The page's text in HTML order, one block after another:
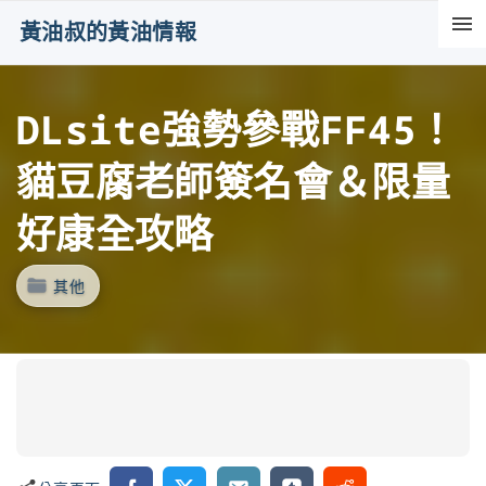
e
黃油叔的黃油情報
DLsite強勢參戰FF45！
貓豆腐老師簽名會＆限量
好康全攻略
其他